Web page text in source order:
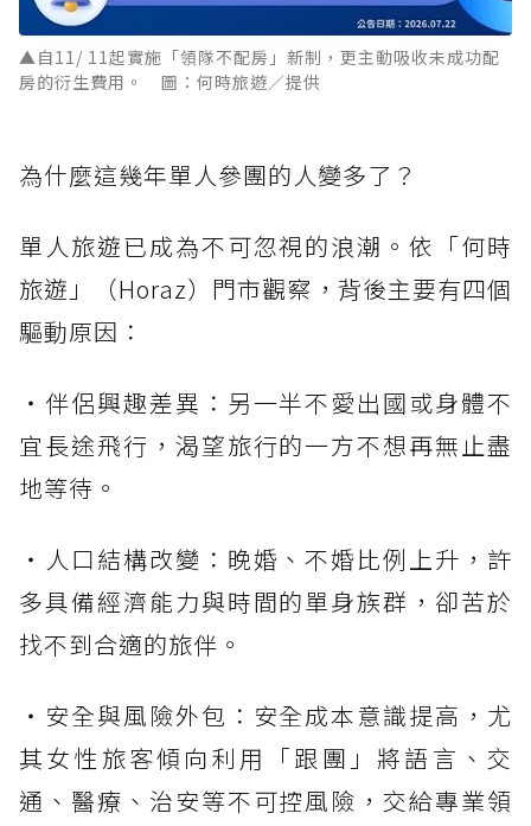
▲自11/ 11起實施「領隊不配房」新制，更主動吸收未成功配
房的衍生費用。 圖：何時旅遊／提供
為什麼這幾年單人參團的人變多了？
單人旅遊已成為不可忽視的浪潮。依「何時
旅遊」（Horaz）門市觀察，背後主要有四個
驅動原因：
・伴侶興趣差異：另一半不愛出國或身體不
宜長途飛行，渴望旅行的一方不想再無止盡
地等待。
・人口結構改變：晚婚、不婚比例上升，許
多具備經濟能力與時間的單身族群，卻苦於
找不到合適的旅伴。
・安全與風險外包：安全成本意識提高，尤
其女性旅客傾向利用「跟團」將語言、交
通、醫療、治安等不可控風險，交給專業領